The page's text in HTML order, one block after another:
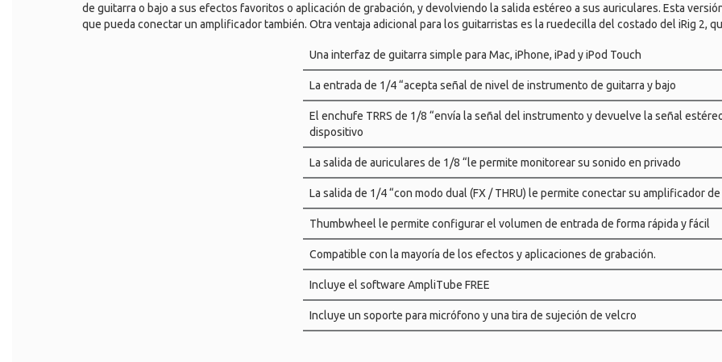
de guitarra o bajo a sus efectos favoritos o aplicación de grabación, y devolviendo la salida estéreo a sus auriculares. Esta
que pueda conectar un amplificador también. Otra ventaja adicional para los guitarristas es la ruedecilla del costado del iRig 2,
Una interfaz de guitarra simple para Mac, iPhone, iPad y iPod Touch
La entrada de 1/4 “acepta señal de nivel de instrumento de guitarra y bajo
El enchufe TRRS de 1/8 “envía la señal del instrumento y devuelve la señal
dispositivo
La salida de auriculares de 1/8 “le permite monitorear su sonido en privado
La salida de 1/4 “con modo dual (FX / THRU) le permite conectar su amplificador
Thumbwheel le permite configurar el volumen de entrada de forma rápida y fácil
Compatible con la mayoría de los efectos y aplicaciones de grabación.
Incluye el software AmpliTube FREE
Incluye un soporte para micrófono y una tira de sujeción de velcro